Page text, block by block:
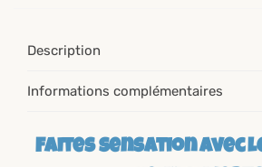
Description
Informations complémentaires
Faites sensation avec